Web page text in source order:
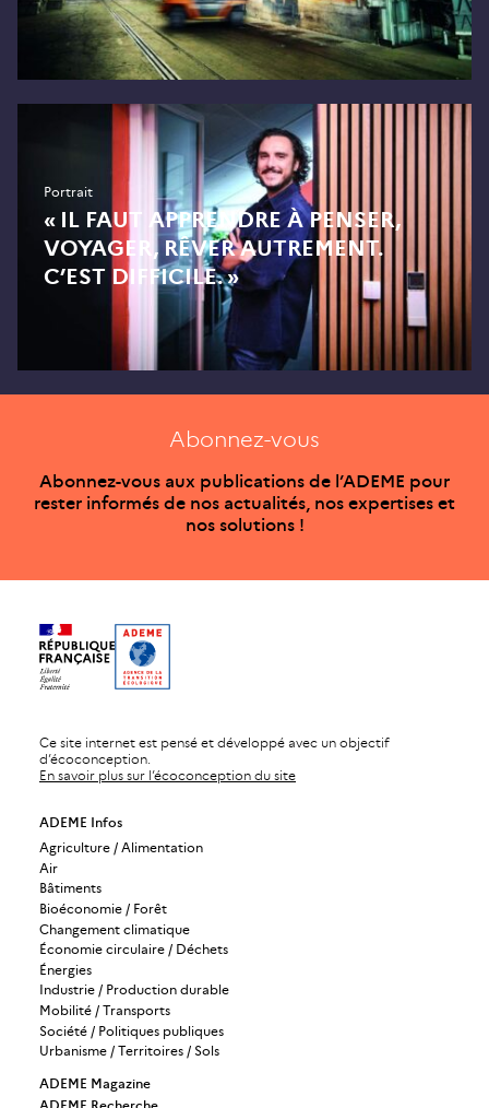
Portrait
« IL FAUT APPRENDRE À PENSER,
VOYAGER, RÊVER AUTREMENT.
C’EST DIFFICILE. »
Abonnez-vous
Abonnez-vous aux publications de l’ADEME pour
rester informés de nos actualités, nos expertises et
nos solutions !
Ce site internet est pensé et développé avec un objectif
d’écoconception.
En savoir plus sur l’écoconception du site
ADEME Infos
Agriculture / Alimentation
Air
Bâtiments
Bioéconomie / Forêt
Changement climatique
Économie circulaire / Déchets
Énergies
Industrie / Production durable
Mobilité / Transports
Société / Politiques publiques
Urbanisme / Territoires / Sols
ADEME Magazine